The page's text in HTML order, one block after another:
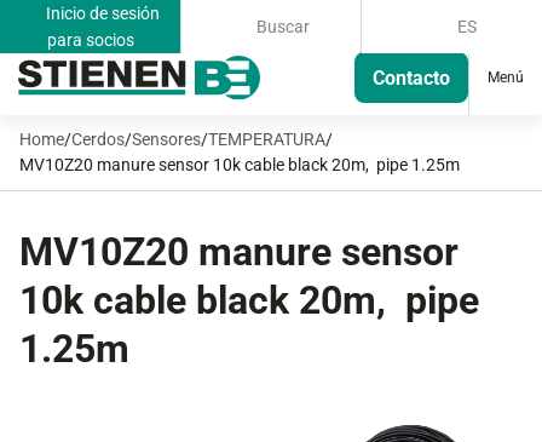
Inicio de sesión
para socios
Buscar ES
Contacto Menú
Home/Cerdos/Sensores/TEMPERATURA/
MV10Z20 manure sensor 10k cable black 20m, pipe 1.25m
MV10Z20 manure sensor
10k cable black 20m, pipe
1.25m